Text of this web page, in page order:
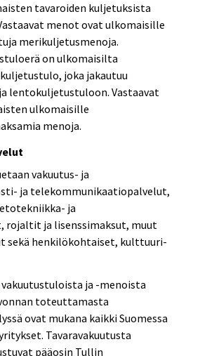
tavaroiden kuljetuksista
menot ovat ulkomaisille
merikuljetusmenoja.
on ulkomaisilta
joka jakautuu
lentokuljetustuloon. Vastaavat
ulkomaisille
menoja.
vakuutus- ja
ja telekommunikaatiopalvelut,
ja
rojaltit ja lisenssimaksut, muut
sekä henkilökohtaiset, kulttuuri-
ja -menoista
toteuttamasta
ovat mukana kaikki Suomessa
Tavaravakuutusta
pääosin Tullin